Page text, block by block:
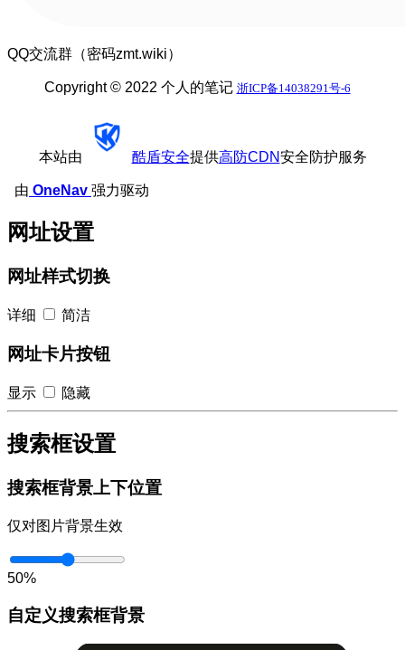
QQ交流群（密码zmt.wiki）
Copyright © 2022 个人的笔记 浙ICP备14038291号-6
本站由 酷盾安全提供高防CDN安全防护服务
由 OneNav 强力驱动
网址设置
网址样式切换
详细 简洁
网址卡片按钮
显示 隐藏
搜索框设置
搜索框背景上下位置
仅对图片背景生效
50%
自定义搜索框背景